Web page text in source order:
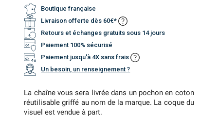
Boutique française
Livraison offerte dès 60€*
Retours et échanges gratuits sous 14 jours
Paiement 100% sécurisé
Paiement jusqu'à 4X sans frais
Un besoin, un renseignement ?
La chaîne vous sera livrée dans un pochon en coton
réutilisable griffé au nom de la marque. La coque du
visuel est vendue à part.